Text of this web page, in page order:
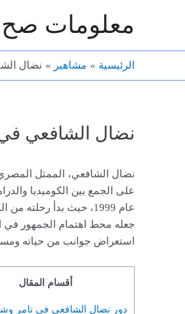
معلومات صح
الرئيسية مشاهير نضال
نضال الشافعي
نضال الشافعي، الممثل
على الجمع بين الكوميديا
عام 1999، حيث بدأ
جعله محط اهتمام الجمهور في
استعراض جوانب من حياته
أقسام المقال
دور نضال الشافعي في تامر